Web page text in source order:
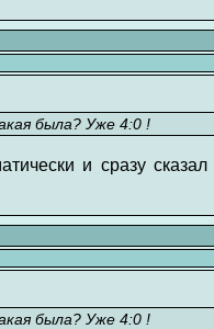
была? Уже 4:0 !
и сразу
была? Уже 4:0 !